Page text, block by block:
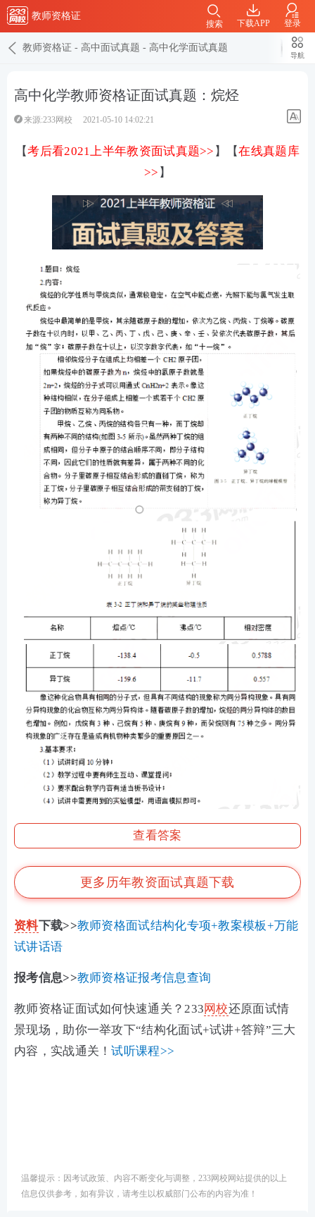
教师资格证
下载APP 登录
搜索
教师资格证 - 高中面试真题 - 高中化学面试真题
导航
高中化学教师资格证面试真题：烷烃
来源:233网校 2021-05-10 14:02:21
【考后看2021上半年教资面试真题>> 】【在线真题库
>> 】
查看答案
更多历年教资面试真题下载
资料下载>>教师资格面试结构化专项+教案模板+万能
试讲话语
报考信息>>教师资格证报考信息查询
教师资格证面试如何快速通关？233网校还原面试情
景现场，助你一举攻下“结构化面试+试讲+答辩”三大
内容，实战通关！试听课程>>
温馨提示：因考试政策、内容不断变化与调整，233网校网站提供的以上
信息仅供参考，如有异议，请考生以权威部门公布的内容为准！